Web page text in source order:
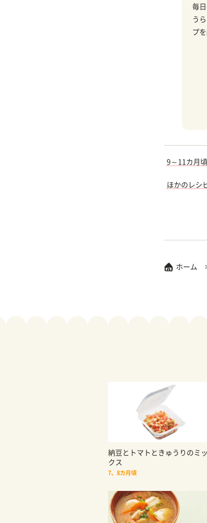
毎
う
プ
9～11カ月
ほかのレシ
ホーム
納豆とトマトときゅうりのミッ
クス
7、8カ月頃